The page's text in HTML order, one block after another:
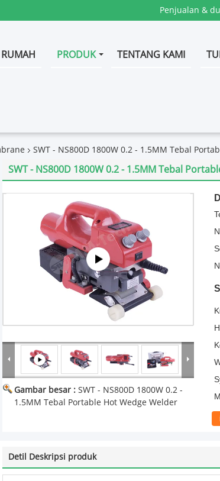
Penjualan &
RUMAH PRODUK TENTANG KAMI
SWT - NS800D 1800W 0.2 - 1.5MM Tebal
SWT - NS800D 1800W 0.2 - 1.5MM Tebal
Gambar besar : SWT - NS800D 1800W 0.2 -
1.5MM Tebal Portable Hot Wedge Welder
Detil Deskripsi produk